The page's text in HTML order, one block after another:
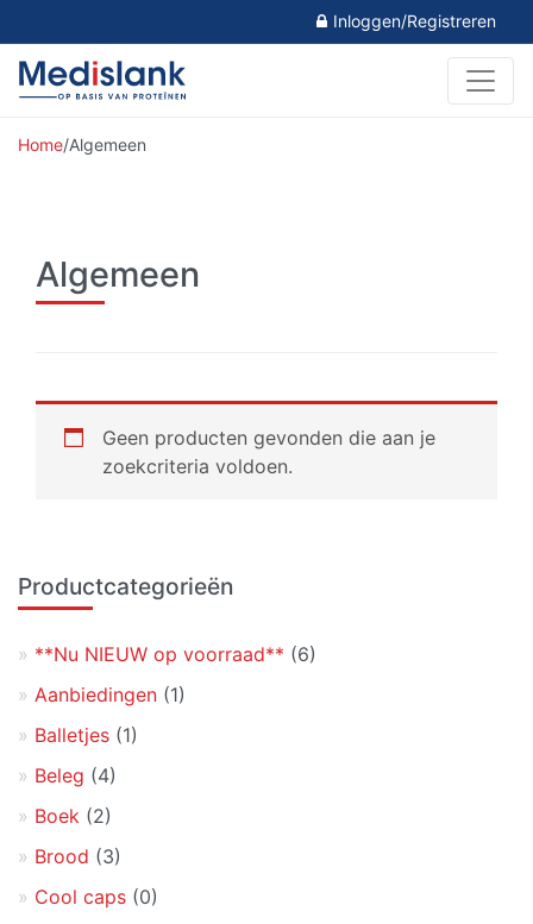
Inloggen/Registreren
Home/Algemeen
Algemeen
Geen producten gevonden die aan je
zoekcriteria voldoen.
Primaire
Sidebar
Productcategorieën
**Nu NIEUW op voorraad** (6)
Aanbiedingen (1)
Balletjes (1)
Beleg (4)
Boek (2)
Brood (3)
Cool caps (0)